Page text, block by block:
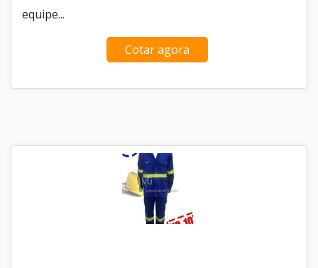
equipe...
Cotar agora